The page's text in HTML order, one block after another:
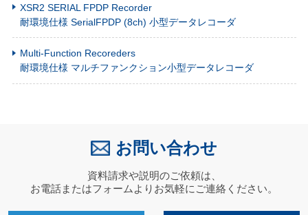
XSR2 SERIAL FPDP Recorder
耐環境仕様 SerialFPDP (8ch) 小型データレコーダ
Multi-Function Recoreders
耐環境仕様 マルチファンクション小型データレコーダ
お問い合わせ
資料請求や説明のご依頼は、
お電話またはフォームよりお気軽にご連絡ください。